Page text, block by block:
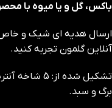
باکس، گل و یا میوه با
ارسال هدیه ای شیک و خاص
آنلاین گلمون تجربه کنید.
برگ و سبد.